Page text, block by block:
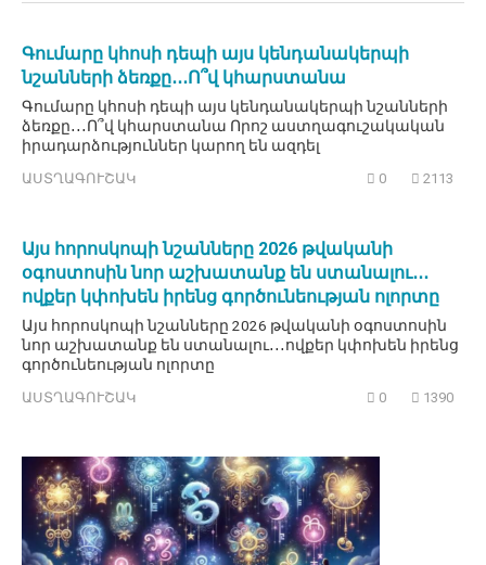
Գումարը կհոսի դեպի այս կենդանակերպի
նշանների ձեռքը․․․Ո՞վ կհարստանա
Գումարը կհոսի դեպի այս կենդանակերպի նշանների
ձեռքը․․․Ո՞վ կհարստանա Որոշ աստղագուշակական
իրադարձություններ կարող են ազդել
ԱՍՏՂԱԳՈՒՇԱԿ 0 2113
Այս հորոսկոպի նշանները 2026 թվականի
օգոստոսին նոր աշխատանք են ստանալու․․․
ովքեր կփոխեն իրենց գործունեության ոլորտը
Այս հորոսկոպի նշանները 2026 թվականի օգոստոսին
նոր աշխատանք են ստանալու․․․ովքեր կփոխեն իրենց
գործունեության ոլորտը
ԱՍՏՂԱԳՈՒՇԱԿ 0 1390